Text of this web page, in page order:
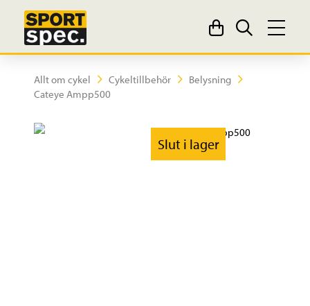
Allt om cykel Cykeltillbehör
Belysning
Cateye Ampp500
Slut i lager